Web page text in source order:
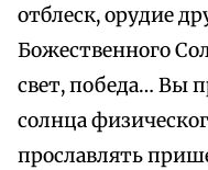
отблеск, орудие
Божественного
свет, победа… Вы
солнца
прославлять